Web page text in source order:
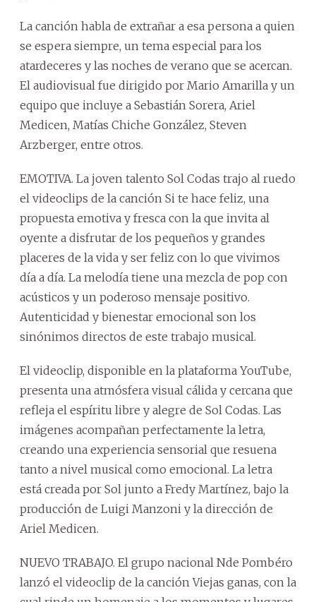
La canción habla de extrañar a esa persona a quien
se espera siempre, un tema especial para los
atardeceres y las noches de verano que se acercan.
El audiovisual fue dirigido por Mario Amarilla y un
equipo que incluye a Sebastián Sorera, Ariel
Medicen, Matías Chiche González, Steven
Arzberger, entre otros.
EMOTIVA. La joven talento Sol Codas trajo al ruedo
el videoclips de la canción Si te hace feliz, una
propuesta emotiva y fresca con la que invita al
oyente a disfrutar de los pequeños y grandes
placeres de la vida y ser feliz con lo que vivimos
día a día. La melodía tiene una mezcla de pop con
acústicos y un poderoso mensaje positivo.
Autenticidad y bienestar emocional son los
sinónimos directos de este trabajo musical.
El videoclip, disponible en la plataforma YouTube,
presenta una atmósfera visual cálida y cercana que
refleja el espíritu libre y alegre de Sol Codas. Las
imágenes acompañan perfectamente la letra,
creando una experiencia sensorial que resuena
tanto a nivel musical como emocional. La letra
está creada por Sol junto a Fredy Martínez, bajo la
producción de Luigi Manzoni y la dirección de
Ariel Medicen.
NUEVO TRABAJO. El grupo nacional Nde Pombéro
lanzó el videoclip de la canción Viejas ganas, con la